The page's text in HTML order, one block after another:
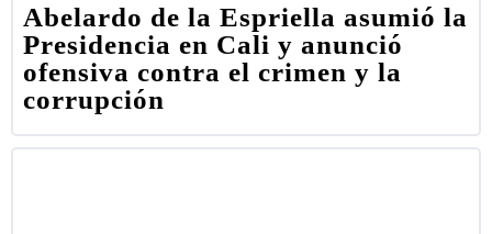
Abelardo de la Espriella asumió la
Presidencia en Cali y anunció
ofensiva contra el crimen y la
corrupción